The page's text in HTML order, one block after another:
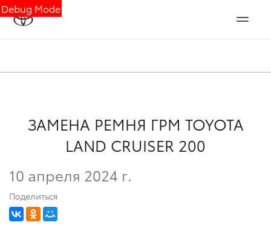
Debug Mode
ЗАМЕНА РЕМНЯ ГРМ TOYOTA
LAND CRUISER 200
10 апреля 2024 г.
Поделиться